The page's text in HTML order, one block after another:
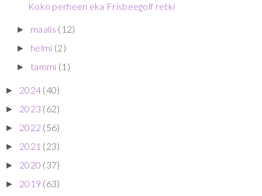
Koko perheen eka Frisbeegolf retki
► maalis (12)
► helmi (2)
► tammi (1)
► 2024 (40)
► 2023 (62)
► 2022 (56)
► 2021 (23)
► 2020 (37)
► 2019 (63)